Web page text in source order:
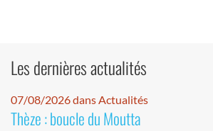
Les dernières actualités
07/08/2026 dans Actualités
Thèze : boucle du Moutta